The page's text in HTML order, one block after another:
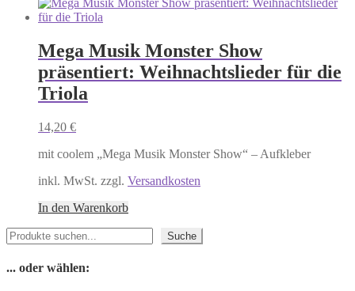
Mega Musik Monster Show
präsentiert: Weihnachtslieder für die
Triola
14,20 €
mit coolem „Mega Musik Monster Show“ – Aufkleber
inkl. MwSt. zzgl. Versandkosten
In den Warenkorb
Suchen
Suche
... oder wählen: